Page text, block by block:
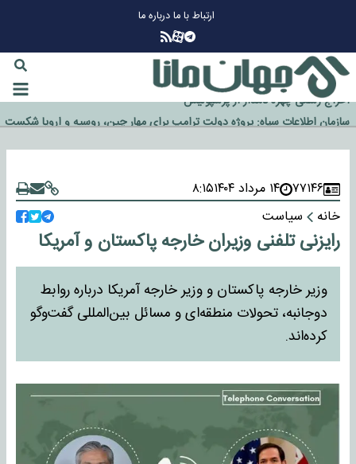
ارتباط با مادرباره ما
گزینه جدایی اوسمار روی میز مدیران پرسپولیس
آیا رئیس جمهور آمریکا قانون را دور می‌زند؟
اخراج رسمی چهره نامدار از پرسپولیس
سازمان اطلاعات سپاه: پروژه دولت ترامپ برای مهار چین، روسیه و اروپا شکست
خورد
۷۷۱۴۶ ۱۴ مرداد ۱۴۰۴
۸:۱۵
خانه
سیاست
رایزنی تلفنی وزیران خارجه پاکستان و آمریکا
وزیر خارجه پاکستان و وزیر خارجه آمریکا درباره روابط
دوجانبه، تحولات منطقه‌ای و مسائل بین‌المللی گفت‌وگو
کرده‌اند.